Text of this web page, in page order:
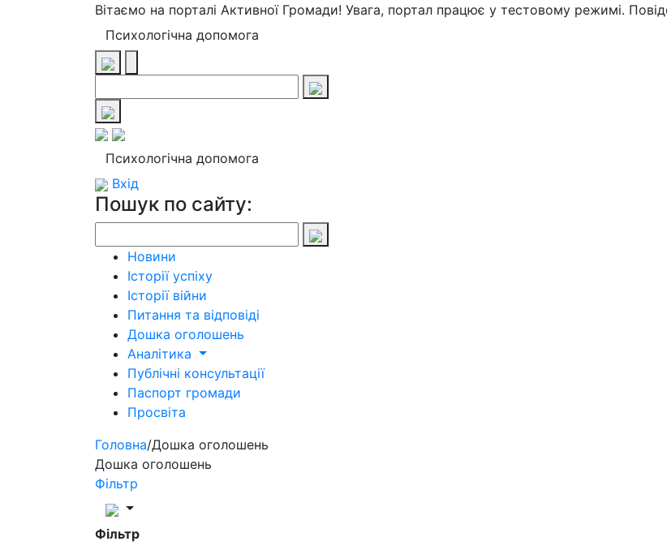
Вітаємо на порталі Активної Громади! Увага, портал працює у тестовому режимі.
Психологічна допомога
Психологічна допомога
Вхід
Пошук по сайту:
Новини
Історії успіху
Історії війни
Питання та відповіді
Дошка оголошень
Аналітика
Публічні консультації
Паспорт громади
Просвіта
Головна/Дошка оголошень
Дошка оголошень
Фільтр
Фільтр